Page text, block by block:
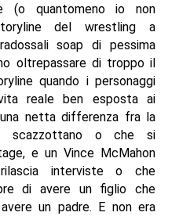
(o quantomeno io non
del wrestling a
soap di pessima
oltrepassare di troppo il
quando i personaggi
reale ben esposta ai
netta differenza fra la
o che si
e un Vince McMahon
interviste o che
di avere un figlio che
un padre. E non era